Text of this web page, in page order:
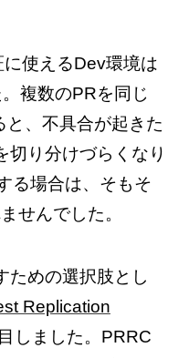
使えるDev環境は
複数のPRを同じ
、不具合が起きた
切り分けづらくなり
る場合は、そもそ
せんでした。
ための選択肢とし
Replication
しました。PRRC